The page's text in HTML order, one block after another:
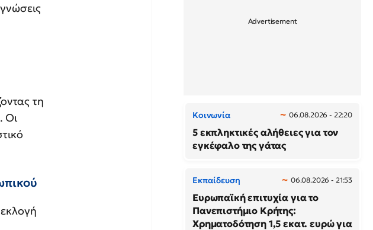
τη
Οι
Κοινωνία 06.08.2026 - 22:20
5 εκπληκτικές αλήθειες για τον
εγκέφαλο της γάτας
Εκπαίδευση 06.08.2026 - 21:53
Ευρωπαϊκή επιτυχία για το
Πανεπιστήμιο Κρήτης:
Χρηματοδότηση 1,5 εκατ. ευρώ για